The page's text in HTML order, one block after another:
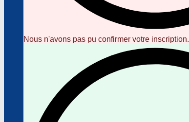
Nous n'avons pas pu confirmer votre inscription.